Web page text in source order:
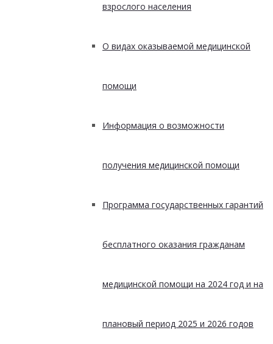
взрослого населения
О видах оказываемой медицинской
помощи
Информация о возможности
получения медицинской помощи
Программа государственных гарантий
бесплатного оказания гражданам
медицинской помощи на 2024 год и на
плановый период 2025 и 2026 годов